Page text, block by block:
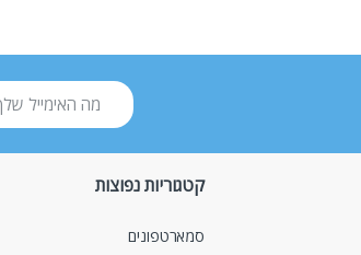
קטגוריות נפוצות
סמארטפונים